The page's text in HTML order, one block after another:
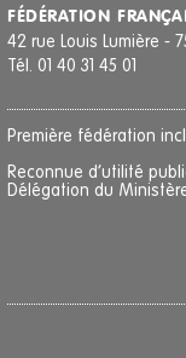
FÉDÉRATION
42 rue Louis Lumière -
Tél. 01 40 31 45 01
Première fédération
Reconnue d’utilité
Délégation du